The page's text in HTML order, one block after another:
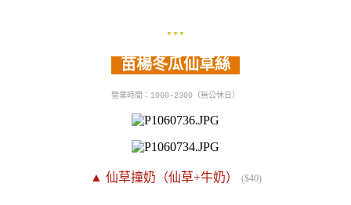
▼▼▼
苗楊冬瓜仙草絲
營業時間：1000-2300（無公休日）
▲ 仙草撞奶（仙草+牛奶） ($40)